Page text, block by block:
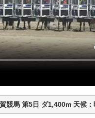
競馬 第5日 ダ1,400m 天